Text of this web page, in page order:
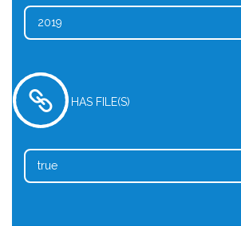
2019
HAS FILE(S)
true